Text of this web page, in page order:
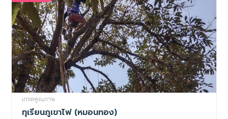
เกรดคุณภาพ
ทุเรียนภูเขาไฟ (หมอนทอง)